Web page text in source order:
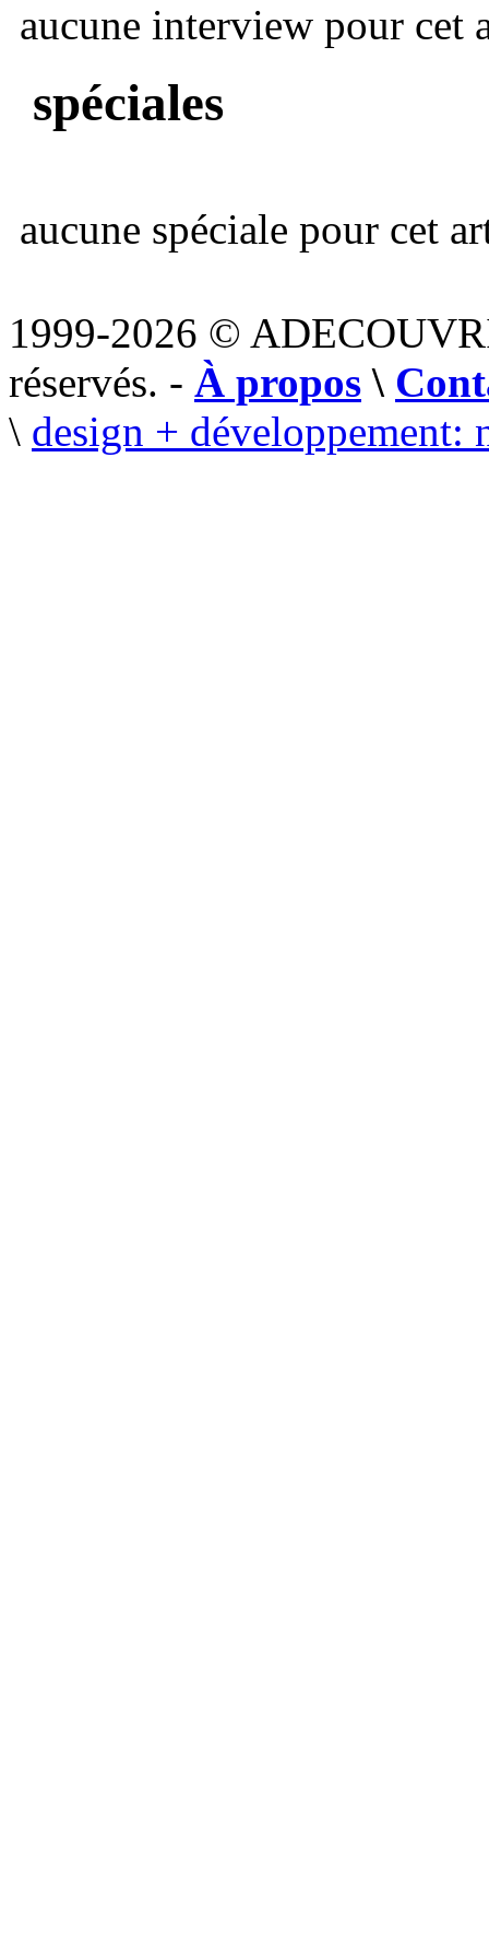
aucune interview pour cet
spéciales
aucune spéciale pour cet
1999-2026 ©
réservés. - À propos \
\ design + développement: